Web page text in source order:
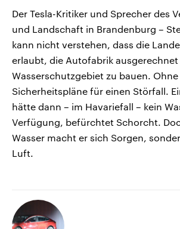
Der Tesla-Kritiker und Sprecher des
und Landschaft in Brandenburg –
kann nicht verstehen, dass die
erlaubt, die Autofabrik ausgerechnet
Wasserschutzgebiet zu bauen.
Sicherheitspläne für einen Störfall.
hätte dann – im Havariefall – kein
Verfügung, befürchtet Schorcht.
Wasser macht er sich Sorgen,
Luft.